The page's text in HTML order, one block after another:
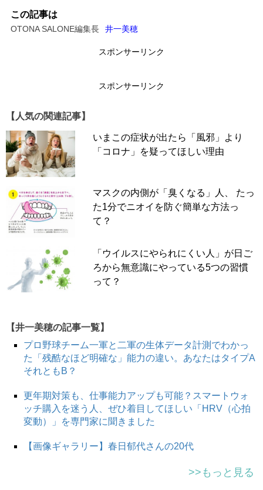
この記事は
OTONA SALONE編集長 井一美穂
スポンサーリンク
スポンサーリンク
【人気の関連記事】
いまこの症状が出たら「風邪」より
「コロナ」を疑ってほしい理由
マスクの内側が「臭くなる」人、 たっ
た1分でニオイを防ぐ簡単な方法っ
て？
「ウイルスにやられにくい人」が日ご
ろから無意識にやっている5つの習慣
って？
【井一美穂の記事一覧】
プロ野球チーム一軍と二軍の生体データ計測でわかっ
た「残酷なほど明確な」能力の違い。あなたはタイプA
それともB？
更年期対策も、仕事能力アップも可能？スマートウォ
ッチ購入を迷う人、ぜひ着目してほしい「HRV（心拍
変動）」を専門家に聞きました
【画像ギャラリー】春日郁代さんの20代
>>もっと見る